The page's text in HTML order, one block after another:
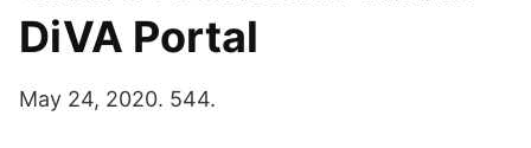
DiVA Portal
May 24, 2020. 544.